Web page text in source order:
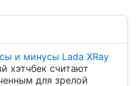
и минусы Lada XRay
хэтчбек считают
для зрелой